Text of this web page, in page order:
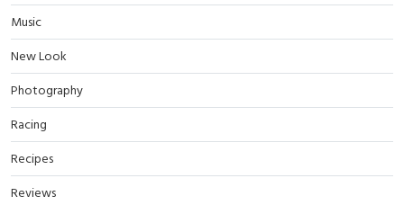
Music
New Look
Photography
Racing
Recipes
Reviews